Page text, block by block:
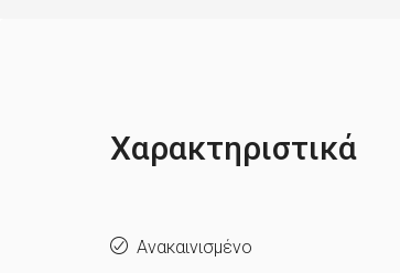
Χαρακτηριστικά
Ανακαινισμένο